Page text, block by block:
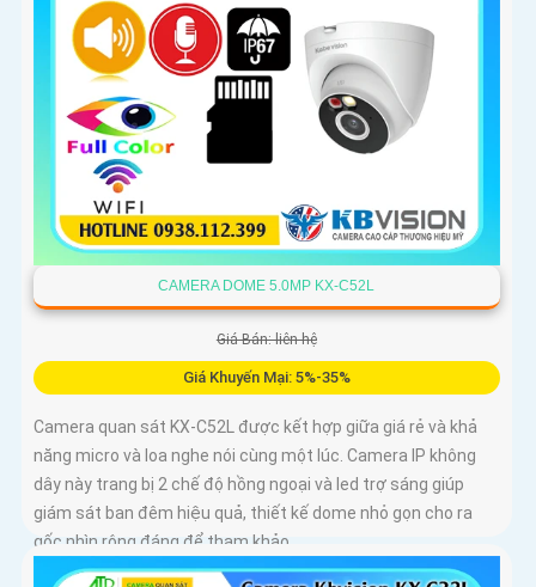
CAMERA DOME 5.0MP KX-C52L
Giá Bán: liên hệ
Giá Khuyến Mại: 5%-35%
Camera quan sát KX-C52L được kết hợp giữa giá rẻ và khả
năng micro và loa nghe nói cùng một lúc. Camera IP không
dây này trang bị 2 chế độ hồng ngoại và led trợ sáng giúp
giám sát ban đêm hiệu quả, thiết kế dome nhỏ gọn cho ra
gốc nhìn rộng đáng để tham khảo